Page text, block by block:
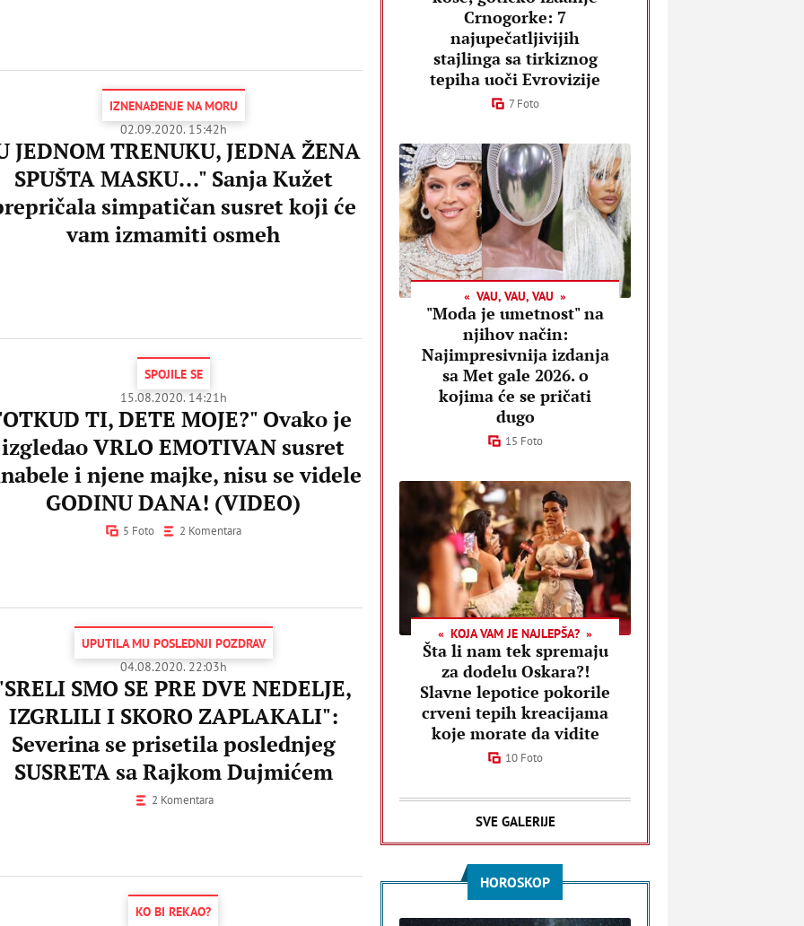
IZNENAĐENJE NA MORU
02.09.2020. 15:42h
JEDNOM TRENUKU, JEDNA ŽENA
SPUŠTA MASKU..." Sanja Kužet
simpatičan susret koji će
vam izmamiti osmeh
SPOJILE SE
15.08.2020. 14:21h
TI, DETE MOJE?" Ovako je
izgledao VRLO EMOTIVAN susret
i njene majke, nisu se videle
GODINU DANA! (VIDEO)
5 Foto 2 Komentara
UPUTILA MU POSLEDNJI POZDRAV
04.08.2020. 22:03h
SMO SE PRE DVE NEDELJE,
IZGRLILI I SKORO ZAPLAKALI":
Severina se prisetila poslednjeg
SUSRETA sa Rajkom Dujmićem
2 Komentara
KO BI REKAO?
Crnogorke: 7
najupečatljivijih
stajlinga sa tirkiznog
tepiha uoči Evrovizije
7 Foto
VAU, VAU, VAU
"Moda je umetnost" na
njihov način:
Najimpresivnija izdanja
sa Met gale 2026. o
kojima će se pričati
dugo
15 Foto
KOJA VAM JE NAJLEPŠA?
Šta li nam tek spremaju
za dodelu Oskara?!
Slavne lepotice pokorile
crveni tepih kreacijama
koje morate da vidite
10 Foto
SVE GALERIJE
HOROSKOP